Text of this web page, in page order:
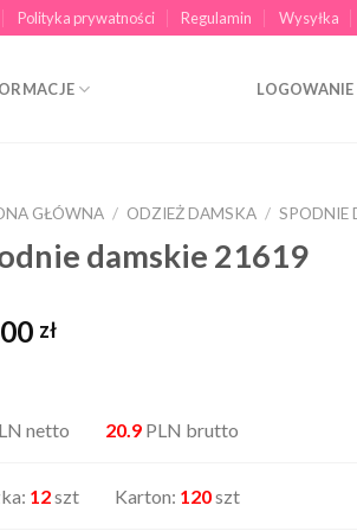
Polityka prywatności Regulamin Wysyłka
LOGOWANIE
GŁÓWNA / ODZIEŻ DAMSKA / SPODNIE
damskie 21619
zł
netto 20.9 PLN brutto
12szt Karton: 120szt